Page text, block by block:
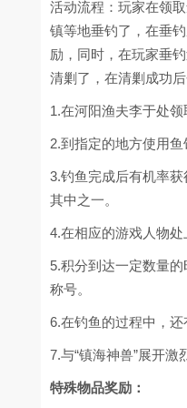
活动流程：玩家在领
镇等地垂钓了，在垂
励，同时，在玩家垂
清剿了，在清剿成功
1.在河阳渔夫李于处
2.到指定的地方使用鱼
3.钓鱼完成后有机率获
其中之一。
4.在相应的游戏人物
5.积分到达一定数量
称号。
6.在钓鱼的过程中，还
7.与“镇海神兽”展开
特殊物品奖励：